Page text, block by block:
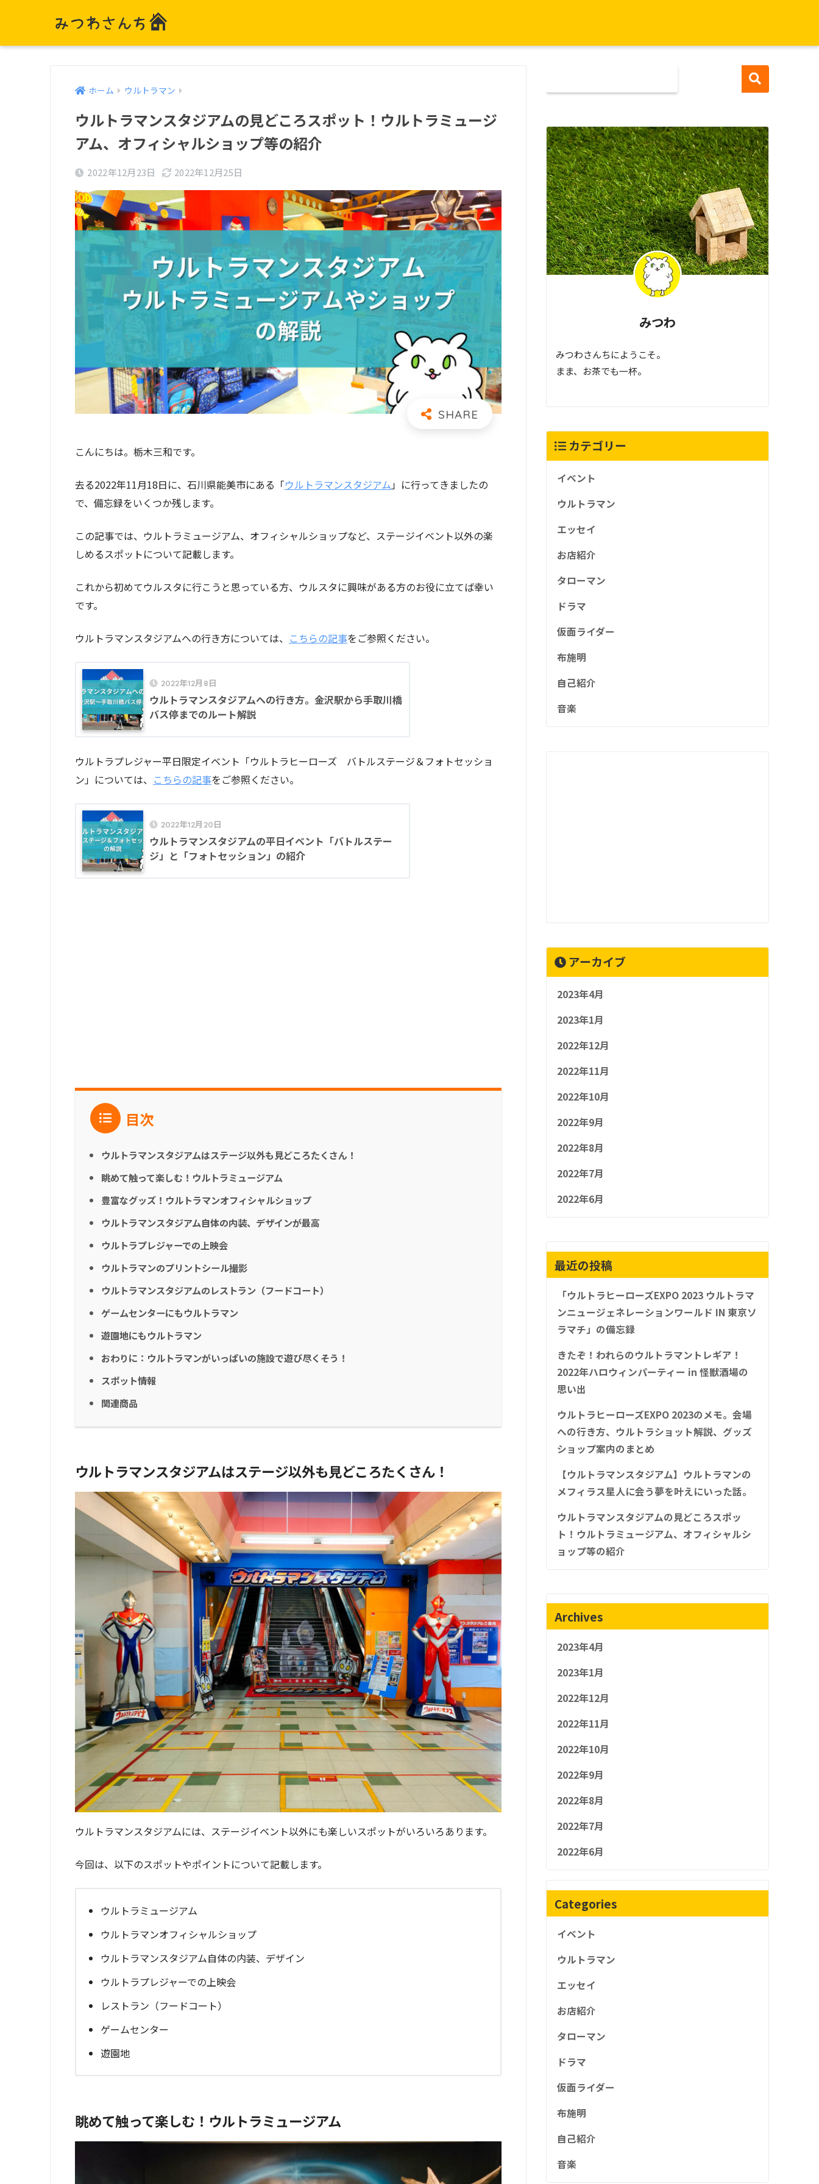
ホーム ウルトラマン
ウルトラマンスタジアムの見どころスポット！ウルトラミュージ
アム、オフィシャルショップ等の紹介
2022年12月23日 2022年12月25日
こんにちは。栃木三和です。
去る2022年11月18日に、石川県能美市にある「ウルトラマンスタジアム」に行ってきましたの
で、備忘録をいくつか残します。
この記事では、ウルトラミュージアム、オフィシャルショップなど、ステージイベント以外の楽
しめるスポットについて記載します。
これから初めてウルスタに行こうと思っている方、ウルスタに興味がある方のお役に立てば幸い
です。
ウルトラマンスタジアムへの行き方については、 こちらの記事をご参照ください。
2022年12月8日
ウルトラマンスタジアムへの行き方。金沢駅から手取川橋
バス停までのルート解説
ウルトラプレジャー平日限定イベント「ウルトラヒーローズ バトルステージ＆フォトセッショ
ン」については、 こちらの記事をご参照ください。
2022年12月20日
ウルトラマンスタジアムの平日イベント「バトルステー
ジ」と「フォトセッション」の紹介
目次
ウルトラマンスタジアムはステージ以外も見どころたくさん！
眺めて触って楽しむ！ウルトラミュージアム
豊富なグッズ！ウルトラマンオフィシャルショップ
ウルトラマンスタジアム自体の内装、デザインが最高
ウルトラプレジャーでの上映会
ウルトラマンのプリントシール撮影
ウルトラマンスタジアムのレストラン（フードコート）
ゲームセンターにもウルトラマン
遊園地にもウルトラマン
おわりに：ウルトラマンがいっぱいの施設で遊び尽くそう！
スポット情報
関連商品
ウルトラマンスタジアムはステージ以外も見どころたくさん！
ウルトラマンスタジアムには、ステージイベント以外にも楽しいスポットがいろいろあります。
今回は、以下のスポットやポイントについて記載します。
ウルトラミュージアム
ウルトラマンオフィシャルショップ
ウルトラマンスタジアム自体の内装、デザイン
ウルトラプレジャーでの上映会
レストラン（フードコート）
ゲームセンター
遊園地
眺めて触って楽しむ！ウルトラミュージアム
みつわ
みつわさんちにようこそ。
まま、お茶でも一杯。
カテゴリー
イベント
ウルトラマン
エッセイ
お店紹介
タローマン
ドラマ
仮面ライダー
布施明
自己紹介
音楽
アーカイブ
2023年4月
2023年1月
2022年12月
2022年11月
2022年10月
2022年9月
2022年8月
2022年7月
2022年6月
最近の投稿
「ウルトラヒーローズEXPO 2023 ウルトラマ
ンニュージェネレーションワールド IN 東京ソ
ラマチ」の備忘録
きたぞ！われらのウルトラマントレギア！
2022年ハロウィンパーティー in 怪獣酒場の
思い出
ウルトラヒーローズEXPO 2023のメモ。会場
への行き方、ウルトラショット解説、グッズ
ショップ案内のまとめ
【ウルトラマンスタジアム】ウルトラマンの
メフィラス星人に会う夢を叶えにいった話。
ウルトラマンスタジアムの見どころスポッ
ト！ウルトラミュージアム、オフィシャルシ
ョップ等の紹介
Archives
2023年4月
2023年1月
2022年12月
2022年11月
2022年10月
2022年9月
2022年8月
2022年7月
2022年6月
Categories
イベント
ウルトラマン
エッセイ
お店紹介
タローマン
ドラマ
仮面ライダー
布施明
自己紹介
音楽